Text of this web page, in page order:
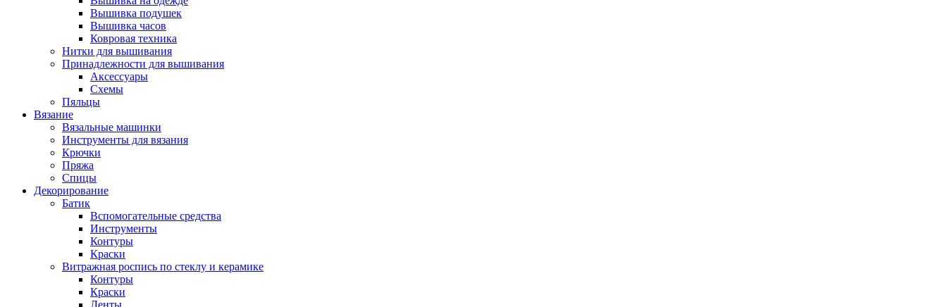
Вышивка подушек
Вышивка часов
Ковровая техника
Нитки для вышивания
Принадлежности для вышивания
Аксессуары
Схемы
Пяльцы
Вязание
Вязальные машинки
Инструменты для вязания
Крючки
Пряжа
Спицы
Декорирование
Батик
Вспомогательные средства
Инструменты
Контуры
Краски
Витражная роспись по стеклу и керамике
Контуры
Краски
Ленты